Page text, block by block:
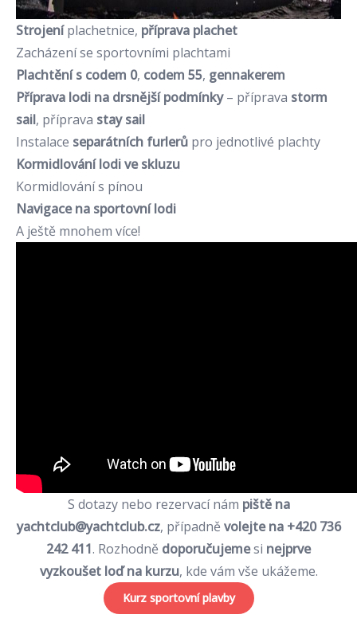
Strojeníplachetnice, příprava plachet
Zacházení se sportovními plachtami
Plachtění s codem 0, codem 55, gennakerem
Příprava lodi na drsnější podmínky– příprava storm
sail, příprava stay sail
Instalace separátních furlerů pro jednotlivé plachty
Kormidlování lodi ve skluzu
Kormidlování s pínou
Navigace na sportovní lodi
A ještě mnohem více!
S dotazy nebo rezervací nám piště na
yachtclub@yachtclub.cz, případně volejte na +420 736
242 411. Rozhodně doporučujemesi nejprve
vyzkoušet loď na kurzu, kde vám vše ukážeme.
Kurz sportovní plavby